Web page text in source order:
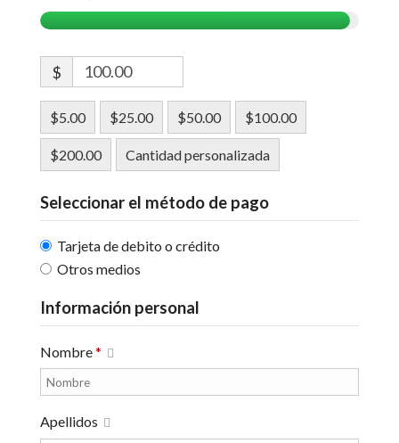
$
$5.00 $25.00 $50.00 $100.00
$200.00 Cantidad personalizada
Seleccionar el método de pago
Tarjeta de debito o crédito
Otros medios
Información personal
Nombre*
Apellidos